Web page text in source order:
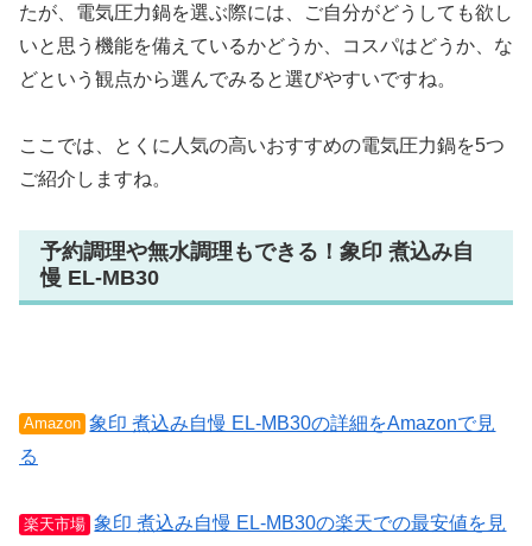
たが、電気圧力鍋を選ぶ際には、ご自分がどうしても欲し
いと思う機能を備えているかどうか、コスパはどうか、な
どという観点から選んでみると選びやすいですね。
ここでは、とくに人気の高いおすすめの電気圧力鍋を5つ
ご紹介しますね。
予約調理や無水調理もできる！象印 煮込み自
慢 EL-MB30
Amazon 象印 煮込み自慢 EL-MB30の詳細をAmazonで見
る
楽天市場 象印 煮込み自慢 EL-MB30の楽天での最安値を見